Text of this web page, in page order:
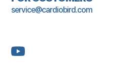
service@cardiobird.com